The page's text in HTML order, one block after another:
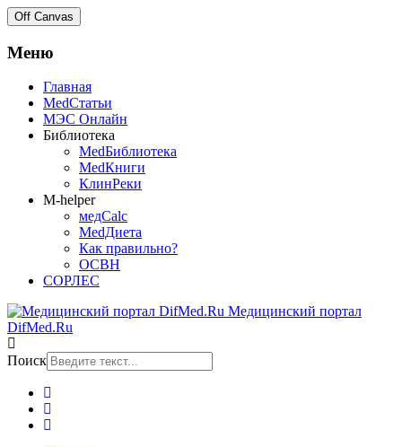
Off Canvas
Меню
Главная
MedСтатьи
МЭС Онлайн
Библиотека
MedБиблиотека
MedКниги
КлинРеки
M-helper
медCalc
MedДиета
Как правильно?
ОСВН
СОРЛЕС
Медицинский портал
DifMed.Ru
Поиск